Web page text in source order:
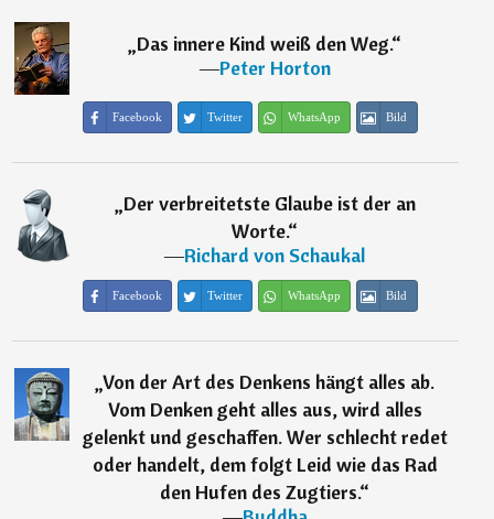
„Das innere Kind weiß den Weg.“
―Peter Horton
Facebook Twitter WhatsApp Bild
„Der verbreitetste Glaube ist der an
Worte.“
―Richard von Schaukal
Facebook Twitter WhatsApp Bild
„Von der Art des Denkens hängt alles ab.
Vom Denken geht alles aus, wird alles
gelenkt und geschaffen. Wer schlecht redet
oder handelt, dem folgt Leid wie das Rad
den Hufen des Zugtiers.“